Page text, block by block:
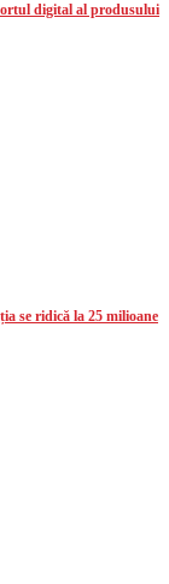
digital al produsului
se ridică la 25 milioane